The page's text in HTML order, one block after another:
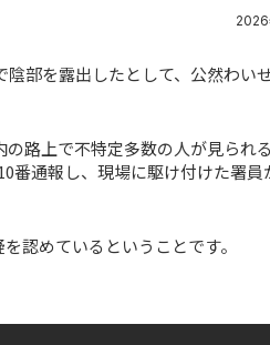
部を露出したとして、公然わい
路上で不特定多数の人が見られ
番通報し、現場に駆け付けた署員
認めているということです。